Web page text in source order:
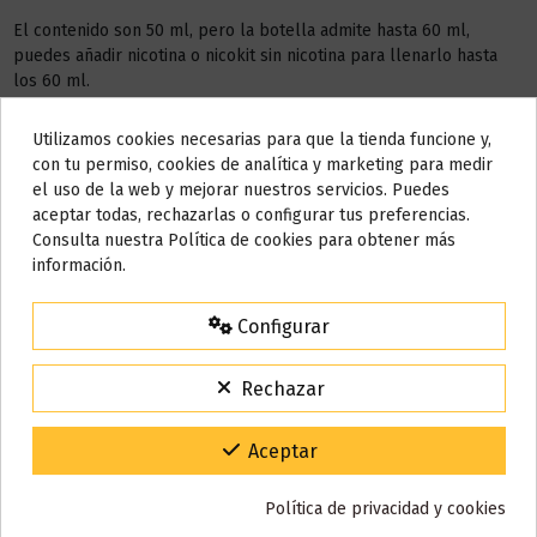
El contenido son 50 ml, pero la botella admite hasta 60 ml,
puedes añadir nicotina o nicokit sin nicotina para llenarlo hasta
los 60 ml.
nicotina por cada mililitro, debes añadir1 NICOKIT de 10 ml con
20 mg de nicotina/ml.
AÑADIR NICOKIT DE 3 MG
Detalles del producto
Reseñas (0)
Do not show again.
AVISO IMPORTANTE
Nos tomamos unos días
Todos los pedidos realizados desde el
15% de descuento
Para agradecerte la espera durante estos días.
Código:VACACIONES15
Gracias por tu paciencia y por seguir confiando en nosotros.
Utilizamos cookies necesarias para que la tienda funcione y,
con tu permiso, cookies de analítica y marketing para medir
el uso de la web y mejorar nuestros servicios. Puedes
aceptar todas, rechazarlas o configurar tus preferencias.
Consulta nuestra Política de cookies para obtener más
información.
Configurar
Rechazar
Aceptar
Política de privacidad y cookies